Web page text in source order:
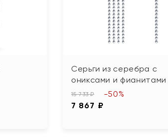
Серьги из серебра с
ониксами и фианитами
15 733 ₽
7 867 ₽
-50%